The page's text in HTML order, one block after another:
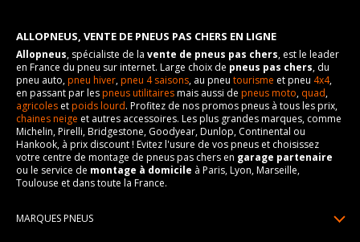
Force de rotation du
boulon
120
Pour la visserie, afin de garantir une parfaite compatibilité, nous
vous conseillons de contacter directement le constructeur.
ALLOPNEUS, VENTE DE PNEUS PAS CHERS EN LIGNE
Allopneus, spécialiste de la vente de pneus pas chers, est le leader
en France du pneu sur internet. Large choix de pneus pas chers, du
pneu auto,pneu hiver,pneu 4 saisons, au pneu tourisme et pneu 4x4,
en passant par lespneus utilitairesmais aussi de pneus moto, quad,
agricoles etpoids lourd. Profitez de nos promos pneus à tous les prix,
chaines neige et autres accessoires. Les plus grandes marques, comme
Michelin, Pirelli, Bridgestone, Goodyear, Dunlop, Continental ou
Hankook, à prix discount ! Evitez l'usure de vos pneus et choisissez
votre centre de montage de pneus pas chers en garage partenaire
ou le service de montage à domicile à Paris, Lyon, Marseille,
Toulouse et dans toute la France.
MARQUES PNEUS